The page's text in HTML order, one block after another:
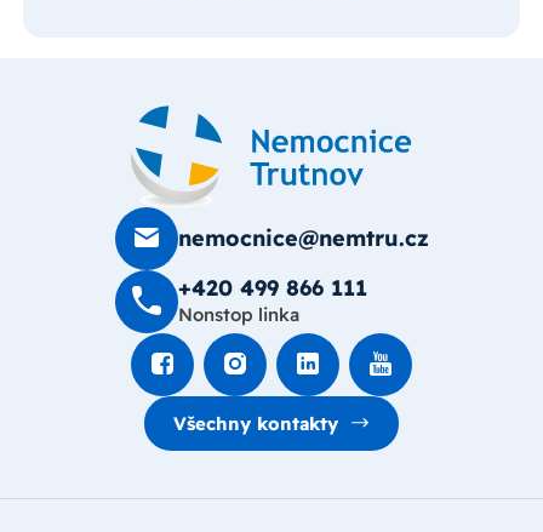
nemocnice@nemtru.cz
+420 499 8­66 111
Nonstop linka
Všechny kontakty